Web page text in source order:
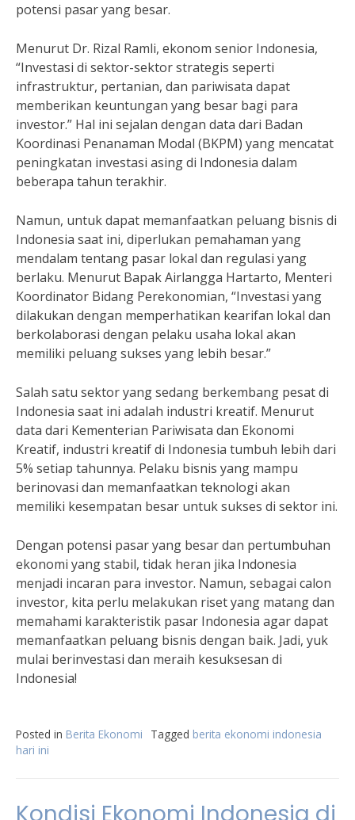
potensi pasar yang besar.
Menurut Dr. Rizal Ramli, ekonom senior Indonesia,
“Investasi di sektor-sektor strategis seperti
infrastruktur, pertanian, dan pariwisata dapat
memberikan keuntungan yang besar bagi para
investor.” Hal ini sejalan dengan data dari Badan
Koordinasi Penanaman Modal (BKPM) yang mencatat
peningkatan investasi asing di Indonesia dalam
beberapa tahun terakhir.
Namun, untuk dapat memanfaatkan peluang bisnis di
Indonesia saat ini, diperlukan pemahaman yang
mendalam tentang pasar lokal dan regulasi yang
berlaku. Menurut Bapak Airlangga Hartarto, Menteri
Koordinator Bidang Perekonomian, “Investasi yang
dilakukan dengan memperhatikan kearifan lokal dan
berkolaborasi dengan pelaku usaha lokal akan
memiliki peluang sukses yang lebih besar.”
Salah satu sektor yang sedang berkembang pesat di
Indonesia saat ini adalah industri kreatif. Menurut
data dari Kementerian Pariwisata dan Ekonomi
Kreatif, industri kreatif di Indonesia tumbuh lebih dari
5% setiap tahunnya. Pelaku bisnis yang mampu
berinovasi dan memanfaatkan teknologi akan
memiliki kesempatan besar untuk sukses di sektor ini.
Dengan potensi pasar yang besar dan pertumbuhan
ekonomi yang stabil, tidak heran jika Indonesia
menjadi incaran para investor. Namun, sebagai calon
investor, kita perlu melakukan riset yang matang dan
memahami karakteristik pasar Indonesia agar dapat
memanfaatkan peluang bisnis dengan baik. Jadi, yuk
mulai berinvestasi dan meraih kesuksesan di
Indonesia!
Posted in Berita Ekonomi Tagged berita ekonomi indonesia
hari ini